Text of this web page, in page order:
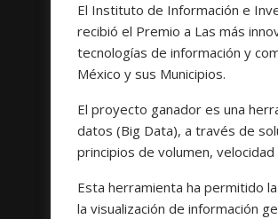
El Instituto de Información e
recibió el Premio a Las más
tecnologías de información y
México y sus Municipios.
El proyecto ganador es una
datos (Big Data), a través de
principios de volumen,
Esta herramienta ha permitido
la visualización de información